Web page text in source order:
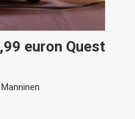
euron Quest